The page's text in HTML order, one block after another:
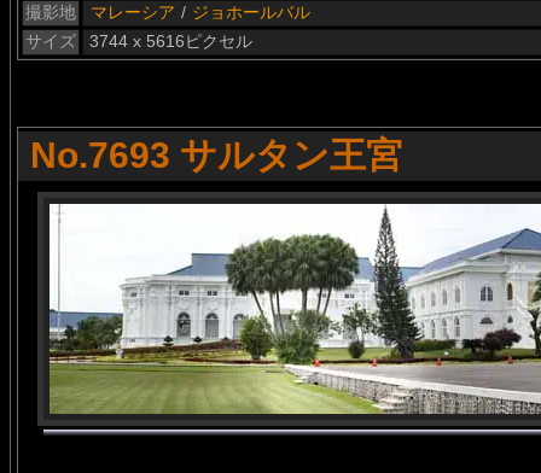
撮影地
マレーシア / ジョホールバル
サイズ
3744 x 5616ピクセル
No.7693 サルタン王宮